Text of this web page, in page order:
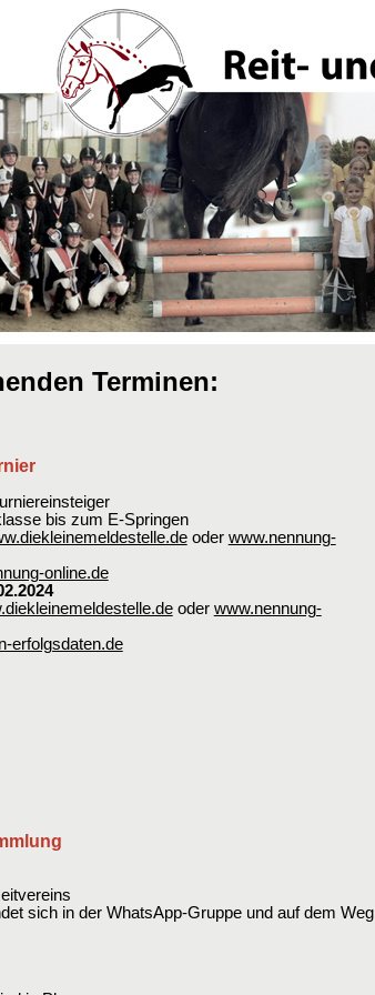
Terminen:
bis zum E-Springen
oder www.nennung-
online.de
oder www.nennung-
erfolgsdaten.de
sich in der WhatsApp-Gruppe und auf dem Weg